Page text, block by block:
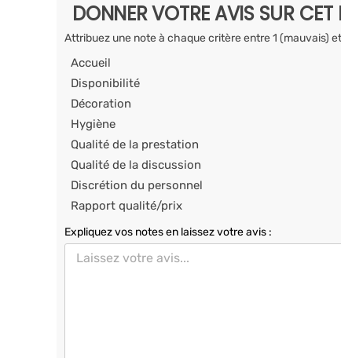
DONNER VOTRE AVIS SUR CET
Attribuez une note à chaque critère entre 1 (mauvais)
Accueil
Disponibilité
Décoration
Hygiène
Qualité de la prestation
Qualité de la discussion
Discrétion du personnel
Rapport qualité/prix
Expliquez vos notes en laissez votre avis :